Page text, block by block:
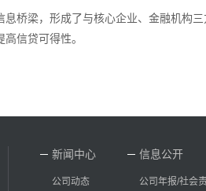
桥梁，形成了与核心企业、金融机构
信贷可得性。
新闻中心
公司动态
信息公开
公司年报/社会